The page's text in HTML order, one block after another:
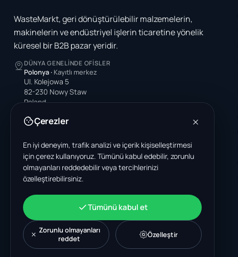
WasteMarkt, geri dönüştürülebilir malzemelerin,
makinelerin ve endüstriyel işlerin ticaretine yönelik
küresel bir B2B pazar yeridir.
DÜNYA GENELINDE OFISLER
Polonya · Kayıtlı merkez
Ul. Kolejowa 5
82-230 Nowy Staw
Poland
Amerika Birleşik Devletleri
Pinellas Park, FL 33781-3536
United States
Hindistan
A-199, Sector 63
Noida, Uttar Pradesh 201301
India
+48 606 662 650
support@wastemarkt.com
office@wastemarkt.com
Çerezler
En iyi deneyim, trafik analizi ve içerik kişiselleştirmesi
için çerez kullanıyoruz. Tümünü kabul edebilir, zorunlu
olmayanları reddedebilir veya tercihlerinizi
özelleştirebilirsiniz.
Tümünü kabul et
Zorunlu olmayanları
reddet
Özelleştir